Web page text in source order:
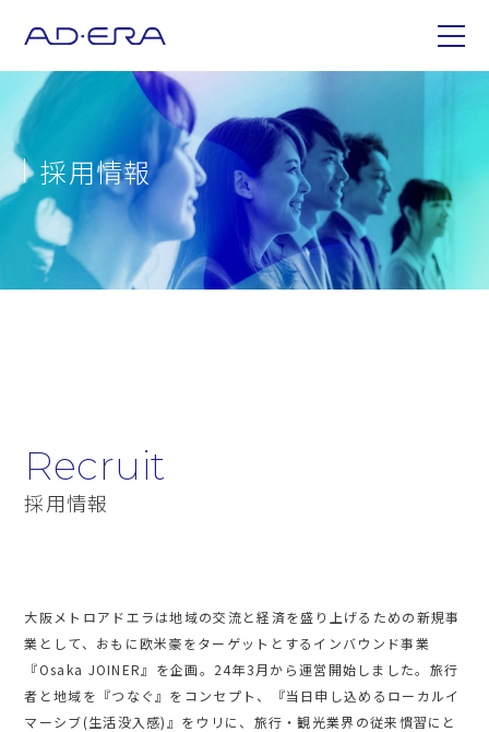
採用情報
Recruit
採用情報
大阪メトロアドエラは地域の交流と経済を盛り上げるための新規事
業として、おもに欧米豪をターゲットとするインバウンド事業
『Osaka JOINER』を企画。24年3月から運営開始しました。旅行
者と地域を『つなぐ』をコンセプト、『当日申し込めるローカルイ
マーシブ(生活没入感)』をウリに、旅行・観光業界の従来慣習にと